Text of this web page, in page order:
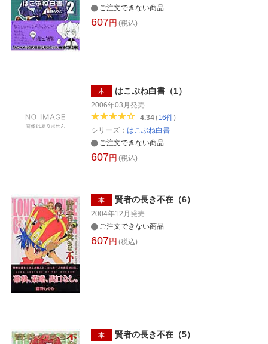
ご注文できない商品
607円 (税込)
本 はこぶね白書（1）
2006年03月 発売
4.34(16件)
シリーズ： はこぶね白書
ご注文できない商品
607円 (税込)
本 賢者の長き不在（6）
2004年12月 発売
ご注文できない商品
607円 (税込)
本 賢者の長き不在（5）